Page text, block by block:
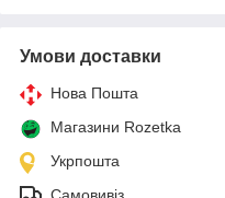
Умови доставки
Нова Пошта
Магазини Rozetka
Укрпошта
Самовивіз